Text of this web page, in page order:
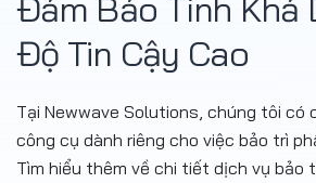
Độ Tin Cậy Cao
Tại Newwave Solutions, chúng tôi có
công cụ dành riêng cho việc bảo trì
Tìm hiểu thêm về chi tiết dịch vụ bảo